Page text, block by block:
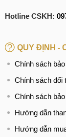
không được
Nguyên
Quy trình
F6
Tại trung tâm
Hotline CSKH:
QUY ĐỊNH -
Chính sách
Chính sách đổi
Chính sách
Hướng dẫn
Hướng dẫn